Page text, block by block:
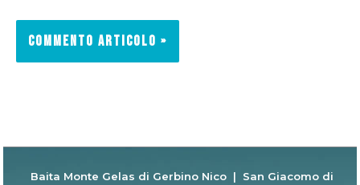
Baita Monte Gelas di Gerbino Nico | San Giacomo di